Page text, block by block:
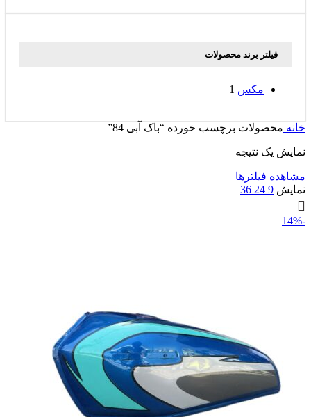
فیلتر برند محصولات
مکس 1
خانه محصولات برچسب خورده “باک آبی 84”
نمایش یک نتیجه
مشاهده فیلترها
نمایش 9
24
36
-14%